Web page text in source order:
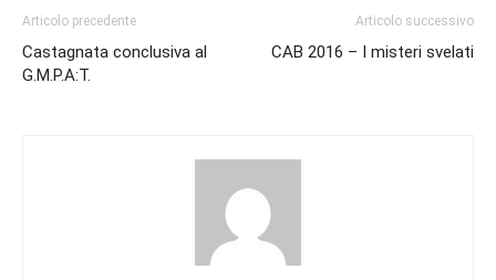
Articolo precedente
Castagnata conclusiva al
G.M.P.A:T.
Articolo successivo
CAB 2016 – I misteri svelati